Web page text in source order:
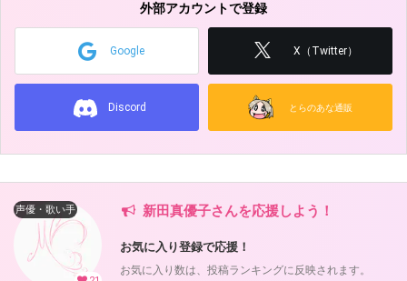
外部アカウントで登録
Google X（Twitter）
Discord とらのあな通販
声優・歌い手 新田真優子さんを応援しよう！
お気に入り登録で応援！
お気に入り数は、投稿ランキングに反映されます。